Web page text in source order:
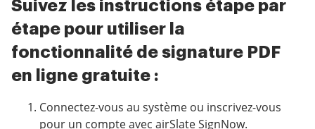
Suivez les instructions étape par
étape pour utiliser la
fonctionnalité de signature PDF
en ligne gratuite :
Connectez-vous au système ou inscrivez-vous
pour un compte avec airSlate SignNow.